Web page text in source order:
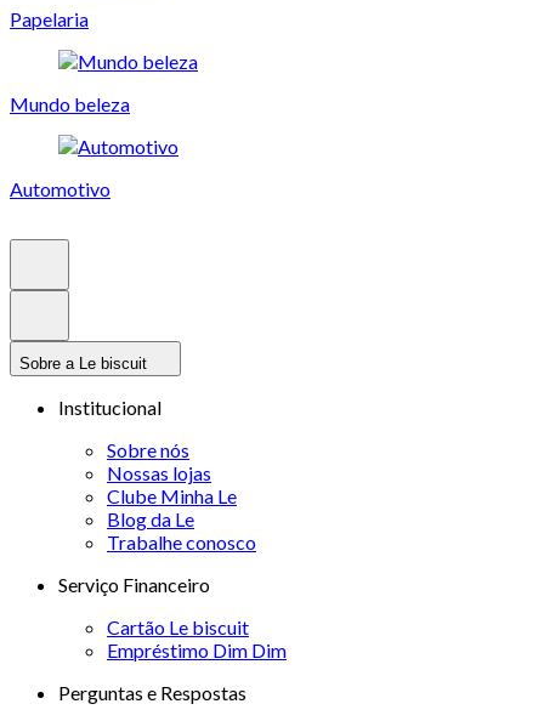
Papelaria
Mundo beleza
Automotivo
Sobre a Le biscuit
Institucional
Sobre nós
Nossas lojas
Clube Minha Le
Blog da Le
Trabalhe conosco
Serviço Financeiro
Cartão Le biscuit
Empréstimo Dim Dim
Perguntas e Respostas